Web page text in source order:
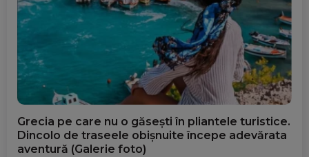
Grecia pe care nu o găsești în pliantele turistice.
Dincolo de traseele obișnuite începe adevărata
aventură (Galerie foto)